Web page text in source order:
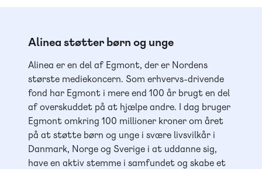
Alinea støtter børn og unge
Alinea er en del af Egmont, der er Nordens
største mediekoncern. Som erhvervs-drivende
fond har Egmont i mere end 100 år brugt en del
af overskuddet på at hjælpe andre. I dag bruger
Egmont omkring 100 millioner kroner om året
på at støtte børn og unge i svære livsvilkår i
Danmark, Norge og Sverige i at uddanne sig,
have en aktiv stemme i samfundet og skabe et